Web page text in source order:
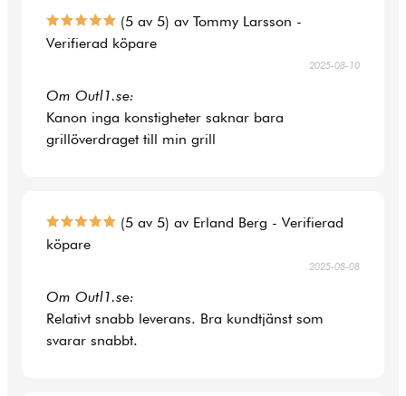
(5 av 5) av Tommy Larsson -
Verifierad köpare
2025-08-10
Om Outl1.se:
Kanon inga konstigheter saknar bara
grillöverdraget till min grill
(5 av 5) av Erland Berg - Verifierad
köpare
2025-08-08
Om Outl1.se:
Relativt snabb leverans. Bra kundtjänst som
svarar snabbt.